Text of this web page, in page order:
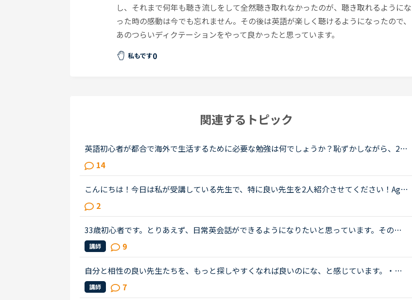
し、それまで何年も聴き流しをして全然聴き取れなかったのが、聴き取れるようにな
った時の感動は今でも忘れません。その後は英語が楽しく聴けるようになったので、
あのつらいディクテーションをやって良かったと思っています。
私もです0
関連するトピック
英語初心者が都合で海外で生活するために必要な勉強は何でしょうか？恥ずかしながら、20
年ほど英語からは遠ざかってきました。ほぼしゃべれません。現在カランSTAGE1から始めS
TAGE3に入ったところです。こちらは...
14
こんにちは！今日は私が受講している先生で、特に良い先生を2人紹介させてください！Age
とTotal Lessonは2020年8月2日21:30時点です。1人目Name Marija Country
SerbiaAge 36T...
2
33歳初心者です。とりあえず、日常英会話ができるようになりたいと思っています。その後
仕事にも活かしていけるよう続けていきたいです。始めて2週目に入りました。初心者コース
を終え、チャットのカウンセリング...
講師 9
自分と相性の良い先生たちを、もっと探しやすくなれば良いのにな、と感じています。・先
生の得意な教材、もしくはお気に入りの教材を3つくらい太文字で表示してほしい。「このテ
キスト、はじめて」と言う先生との...
講師 7